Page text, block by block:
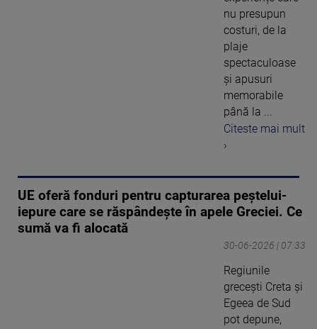
nu presupun
costuri, de la
plaje
spectaculoase
și apusuri
memorabile
până la ...
Citeste mai mult
›
UE oferă fonduri pentru capturarea peștelui-
iepure care se răspândește în apele Greciei. Ce
sumă va fi alocată
30-06-2026 | 07:33
Regiunile
greceşti Creta şi
Egeea de Sud
pot depune,